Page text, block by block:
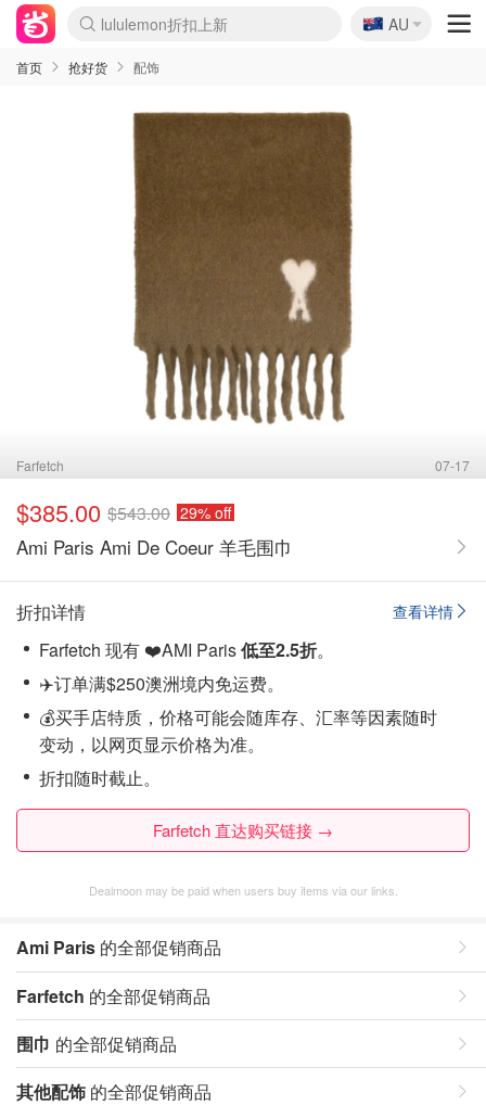
lululemon折扣上新
Sasa美妆护肤3.5折
SSENSE年中2.5折
FreshBeauty好价汇总
Cettire降价+叠9折
WWS Coles超市实拍
viagogo二手票捡漏
Myer折扣汇总
The Outnet奢牌1折起
David Jones 3折起
Flannels大牌1折
Perfumes Club护肤1折
AMIRO面罩$251
Amazon折扣汇总
eToro入金$200送$50
Amazon数码好物
ICONIC本周7.5折
ThedoubleF高奢地板价
Moose Knuckles 6折
EUFY摄像头$98
Selenichast首饰2折
Trip机票酒店促销
YSL送5件彩妆礼
Amazon家居好物
Amazon美妆护肤
雅漾大喷$8
过敏原检测盒$33
科颜氏高保湿面霜$29
SEALIFE海洋馆门票6折
丝塔芙大白罐$16
订阅Newsletter送香薰
Cult Beauty 6.8折
Harrods圣诞日历$525
LN-CC奢牌私促3折
d'Alba空姐喷雾$16
EVE LOM套装£56
Bernardelli独家4折
Adore Beauty 6折起
CT圣诞日历
Mytheresa奢品2.7折
Luxury Escapes 9折
Currentbody美容仪$881
MOON Garden Live
Roborock扫地机$649
Tingo Life水杯$24
Valentino官网5折
CR洗护套装$23
修丽可4件套$159
GANNI官网4.5折
Stylevana韩妆4折
Tessabit高奢8.5折
OGX洗发水$11
Amazon阿德莱德次日达
卡诗8.5折+赠礼
Philips Hue灯具8折
La Mer送8件礼值$529
🇦🇺
AU
首页 抢好货 配饰
Farfetch 07-17
$385.00 $543.00 29% off
Ami Paris Ami De Coeur 羊毛围巾
查看详情
折扣详情
Farfetch 现有 ❤️AMI Paris低至2.5折。
✈️订单满$250澳洲境内免运费。
💰买手店特质，价格可能会随库存、汇率等因素随时
变动，以网页显示价格为准。
折扣随时截止。
Farfetch 直达购买链接 →
Dealmoon may be paid when users buy items via our links.
Ami Paris 的全部促销商品
Farfetch 的全部促销商品
围巾 的全部促销商品
其他配饰 的全部促销商品